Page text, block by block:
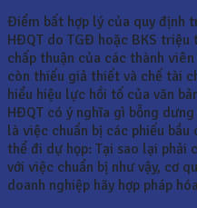
Điểm bất hợp lý của quy định
HĐQT do TGĐ hoặc BKS
chấp thuận của các thành
còn thiếu giả thiết và chế tài
hiểu hiệu lực hồi tố của văn
HĐQT có ý nghĩa gì bỗng
là việc chuẩn bị các phiếu
thể đi dự họp: Tại sao lại phải
với việc chuẩn bị như vậy, cơ
doanh nghiệp hãy hợp pháp